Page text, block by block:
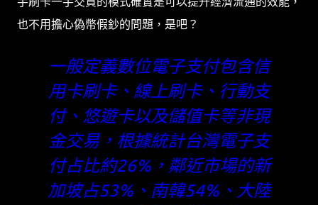
也不用擔心偽幣假鈔的問題，是吧？
一般定義數位電子支付包含信
用卡刷卡、線上刷卡、行動支
付、悠遊卡以及儲值卡等非現
金交易，根據統計台灣電子支
付占比約26%，鄰近市場的新
加坡占53%、南韓54%、大陸